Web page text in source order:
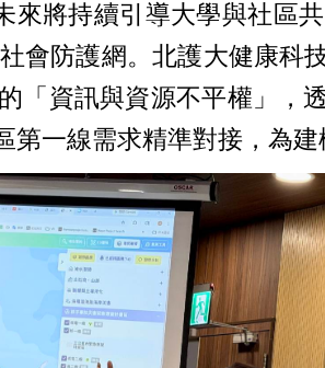
將持續引導大學與社區
會防護網。北護大健康
「資訊與資源不平權」，
一線需求精準對接，為建